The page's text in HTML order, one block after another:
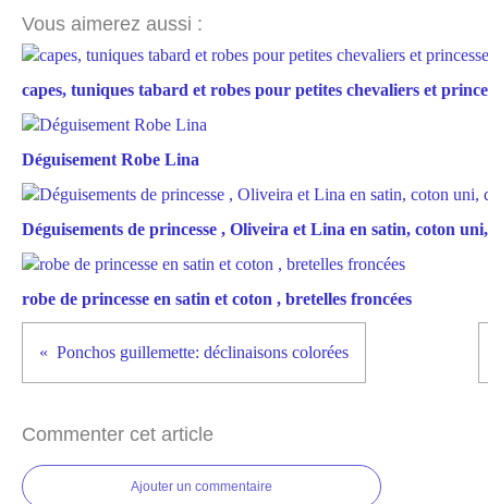
Vous aimerez aussi :
capes, tuniques tabard et robes pour petites chevaliers et
Déguisement Robe Lina
Déguisements de princesse , Oliveira et Lina en satin, coton
robe de princesse en satin et coton , bretelles froncées
Ponchos guillemette: déclinaisons colorées
Commenter cet article
Ajouter un commentaire